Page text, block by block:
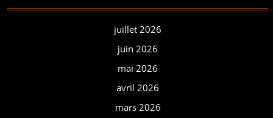
juillet 2026
juin 2026
mai 2026
avril 2026
mars 2026